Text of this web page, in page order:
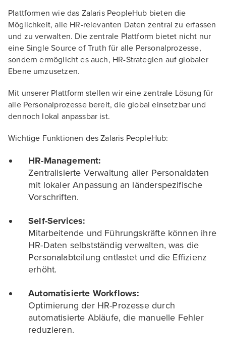
Plattformen wie das Zalaris PeopleHub bieten die
Möglichkeit, alle HR-relevanten Daten zentral zu erfassen
und zu verwalten. Die zentrale Plattform bietet nicht nur
eine Single Source of Truth für alle Personalprozesse,
sondern ermöglicht es auch, HR-Strategien auf globaler
Ebene umzusetzen.
Mit unserer Plattform stellen wir eine zentrale Lösung für
alle Personalprozesse bereit, die global einsetzbar und
dennoch lokal anpassbar ist.
Wichtige Funktionen des Zalaris PeopleHub:
HR-Management:
Zentralisierte Verwaltung aller Personaldaten
mit lokaler Anpassung an länderspezifische
Vorschriften.
Self-Services:
Mitarbeitende und Führungskräfte können ihre
HR-Daten selbstständig verwalten, was die
Personalabteilung entlastet und die Effizienz
erhöht.
Automatisierte Workflows:
Optimierung der HR-Prozesse durch
automatisierte Abläufe, die manuelle Fehler
reduzieren.